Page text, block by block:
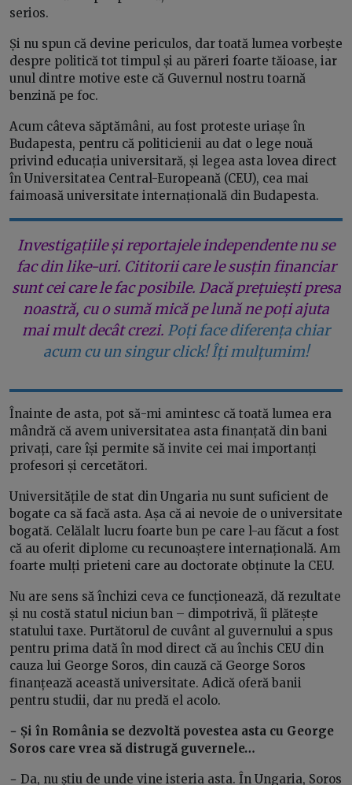
serios.
Și nu spun că devine periculos, dar toată lumea vorbește
despre politică tot timpul și au păreri foarte tăioase, iar
unul dintre motive este că Guvernul nostru toarnă
benzină pe foc.
Acum câteva săptămâni, au fost proteste uriașe în
Budapesta, pentru că politicienii au dat o lege nouă
privind educația universitară, și legea asta lovea direct
în Universitatea Central-Europeană (CEU), cea mai
faimoasă universitate internațională din Budapesta.
Investigațiile și reportajele independente nu se
fac din like-uri. Cititorii care le susțin financiar
sunt cei care le fac posibile. Dacă prețuiești presa
noastră, cu o sumă mică pe lună ne poți ajuta
mai mult decât crezi. Poți face diferența chiar
acum cu un singur click! Îți mulțumim!
Înainte de asta, pot să-mi amintesc că toată lumea era
mândră că avem universitatea asta finanțată din bani
privați, care își permite să invite cei mai importanți
profesori și cercetători.
Universitățile de stat din Ungaria nu sunt suficient de
bogate ca să facă asta. Așa că ai nevoie de o universitate
bogată. Celălalt lucru foarte bun pe care l-au făcut a fost
că au oferit diplome cu recunoaștere internațională. Am
foarte mulți prieteni care au doctorate obținute la CEU.
Nu are sens să închizi ceva ce funcționează, dă rezultate
și nu costă statul niciun ban – dimpotrivă, îi plătește
statului taxe. Purtătorul de cuvânt al guvernului a spus
pentru prima dată în mod direct că au închis CEU din
cauza lui George Soros, din cauză că George Soros
finanțează această universitate. Adică oferă banii
pentru studii, dar nu predă el acolo.
− Și în România se dezvoltă povestea asta cu George
Soros care vrea să distrugă guvernele…
− Da, nu știu de unde vine isteria asta. În Ungaria, Soros